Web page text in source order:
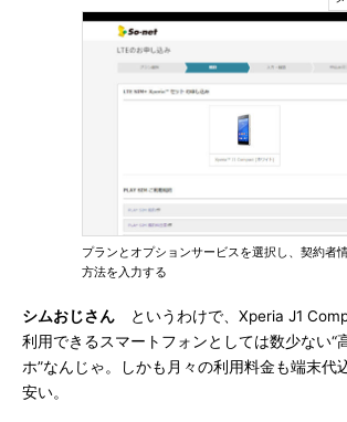
プランとオプションサービスを選択し、契約者
方法を入力する
シムおじさん というわけで、Xperia J1
利用できるスマートフォンとしては数少ない“
ホ”なんじゃ。しかも月々の利用料金も端末代
安い。